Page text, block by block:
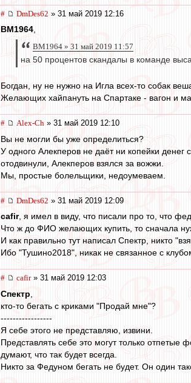
# DmDes62 » 31 май 2019 12:16
BM1964,
BM1964 » 31 май 2019 11:57
на 50 процентов скандалы в команде
Богдан, ну не нужно на Игла всех-то собак
Желающих хайпануть на Спартаке - вагон и
# Alex-Ch » 31 май 2019 12:10
Вы не могли бы уже определиться?
У одного Алекперов не даёт ни копейки денег
отодвинули, Алекперов взялся за вожжи.
Мы, простые болельщики, недоумеваем.
# DmDes62 » 31 май 2019 12:09
cafir, я имел в виду, что писали про то, что
Что ж до ФИО желающих купить, то сначала
И как правильно тут написал Спектр, никто
Ибо "Тушино2018", никак не связанное с
# cafir» 31 май 2019 12:03
Спектр
кто-то бегать с криками "Продай мне"?
-----------------
Я себе этого не представляю, извини.
Представлять себе это могут только
думают, что так будет всегда.
Никто за Федуном бегать не будет. Он один